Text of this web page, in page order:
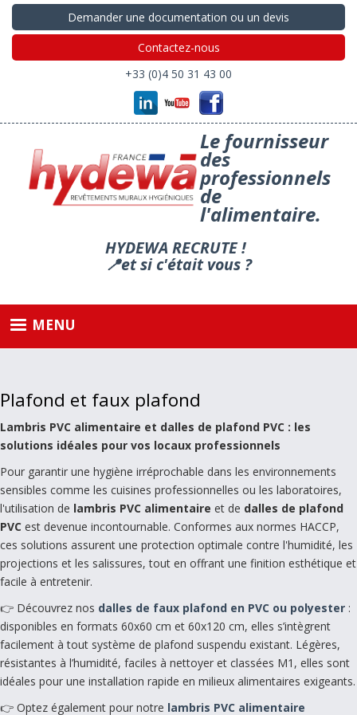
Aller
au
principal
Demander une documentation ou un devis
Contactez-nous
+33 (0)4 50 31 43 00
Le fournisseur
des
professionnels
de
l'alimentaire.
HYDEWA RECRUTE !
📍et si c'était vous ?
MENU
Plafond et faux plafond
Lambris PVC alimentaire et dalles de plafond PVC : les
solutions idéales pour vos locaux professionnels
Pour garantir une hygiène irréprochable dans les environnements
sensibles comme les cuisines professionnelles ou les laboratoires,
l'utilisation de lambris PVC alimentaire et de dalles de plafond
PVC est devenue incontournable. Conformes aux normes HACCP,
ces solutions assurent une protection optimale contre l'humidité, les
projections et les salissures, tout en offrant une finition esthétique et
facile à entretenir.
👉 Découvrez nos dalles de faux plafond en PVC ou polyester :
disponibles en formats 60x60 cm et 60x120 cm, elles s’intègrent
facilement à tout système de plafond suspendu existant. Légères,
résistantes à l’humidité, faciles à nettoyer et classées M1, elles sont
idéales pour une installation rapide en milieux alimentaires exigeants.
👉 Optez également pour notre lambris PVC alimentaire